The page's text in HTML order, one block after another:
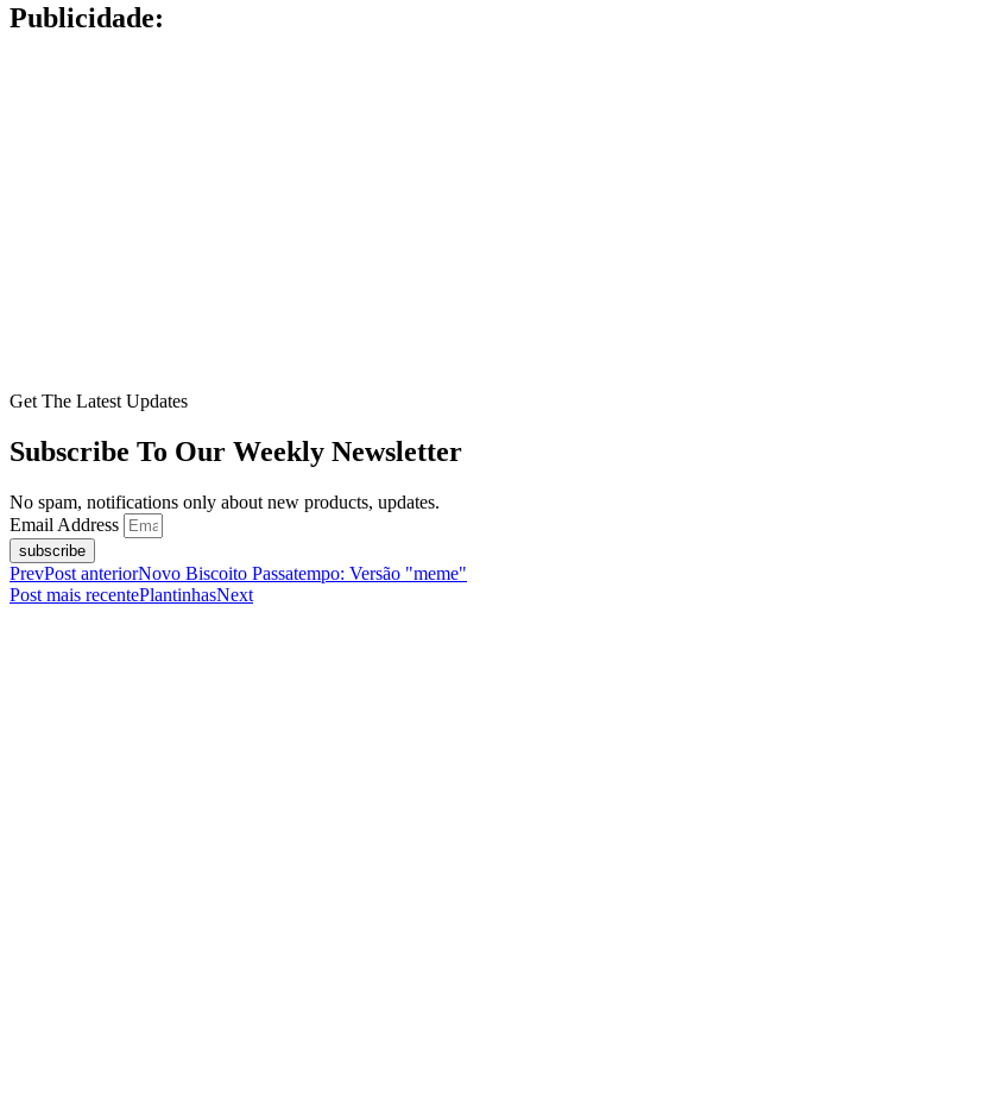
Publicidade:
Get The Latest Updates
Subscribe To Our Weekly Newsletter
No spam, notifications only about new products, updates.
Email Address
subscribe
PrevPost anteriorNovo Biscoito Passatempo: Versão "meme"
Post mais recentePlantinhasNext